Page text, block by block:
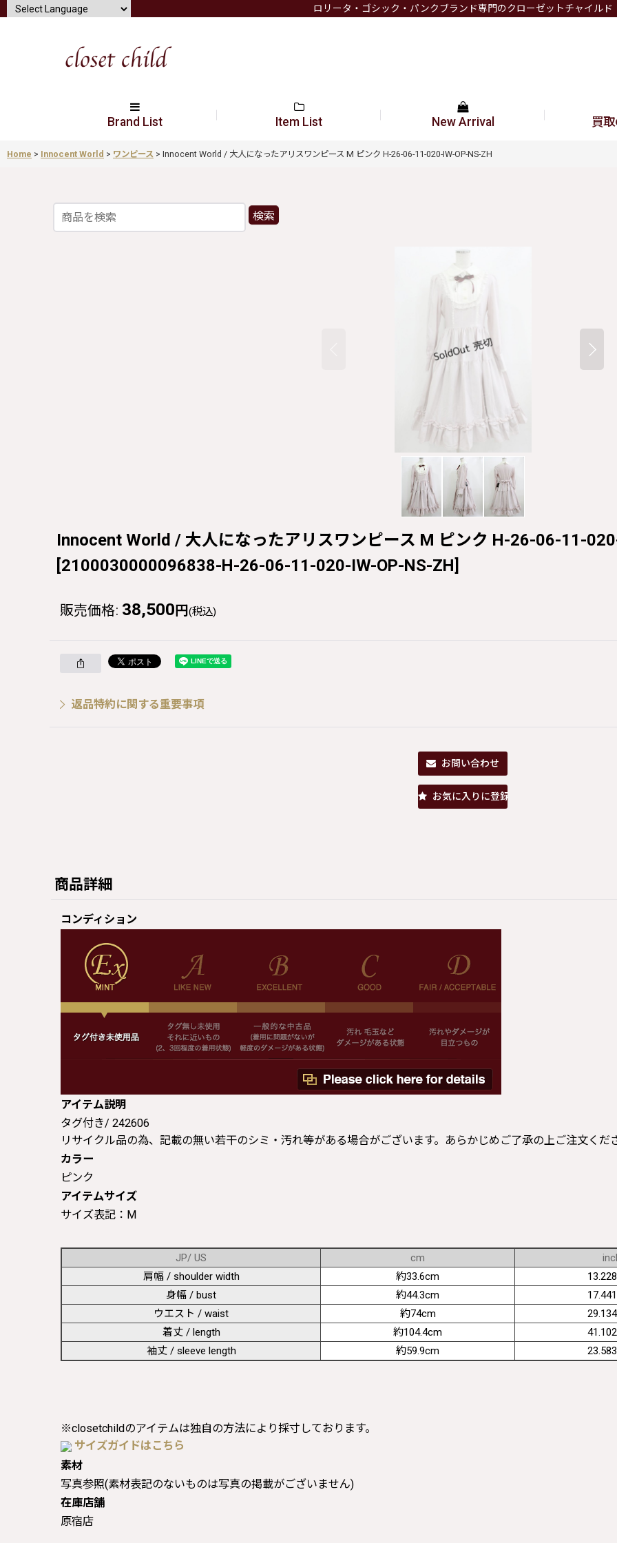
ロリータ・ゴシック・パンクブランド専門のクローゼットチャイルド
Brand List Item List New Arrival 買
Home > Innocent World > ワンピース > Innocent World / 大人になったアリスワンピース M ピンク H-26-06-11-020-IW-OP-NS-ZH
検索
Innocent World / 大人になったアリスワンピース M ピンク H-26-06-11-
[2100030000096838-H-26-06-11-020-IW-OP-NS-ZH]
販売価格: 38,500 円 (税込)
返品特約に関する重要事項
お問い合わせ
お気に入りに登録
商品詳細
コンディション
アイテム説明
タグ付き/ 242606
リサイクル品の為、記載の無い若干のシミ・汚れ等がある場合がございます。あらかじめご了承の上ご注文くだ
カラー
ピンク
アイテムサイズ
サイズ表記：M
JP/ US cm
肩幅 / shoulder width
約33.6cm
身幅 / bust
約44.3cm
ウエスト / waist
約74cm
着丈 / length
約104.4cm
袖丈 / sleeve length
約59.9cm
※closetchildのアイテムは独自の方法により採寸しております。
サイズガイドはこちら
素材
写真参照(素材表記のないものは写真の掲載がございません)
在庫店舗
原宿店